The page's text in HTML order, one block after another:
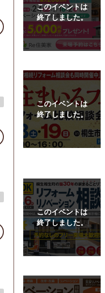
このイベントは
終了しました。
このイベントは
終了しました。
このイベントは
終了しました。